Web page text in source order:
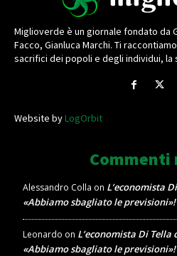
Miglioverde è un giornale fondato da
Facco, Gianluca Marchi. Ti
sacrifici dei popoli e degli individui,
Website byLogOrbit
Commenti
Alessandro Colla on L’economista
«Abbiamo sbagliato le previsioni»!
Leonardo on L’economista Di Tella
«Abbiamo sbagliato le previsioni»!